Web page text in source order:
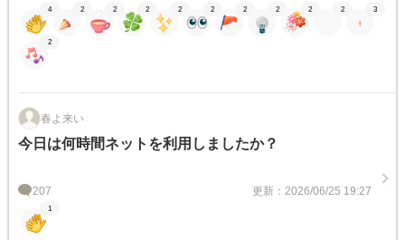
4 2 2 2 2 2 2 2 2 2 3
2
春よ来い
今日は何時間ネットを利用しましたか？
207 更新：2026/06/25 19:27
1